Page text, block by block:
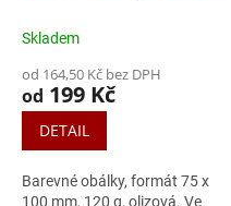
Skladem
od 164,50 Kč bez DPH
od 199 Kč
DETAIL
Barevné obálky, formát 75 x
100 mm, 120 g, olizová. Ve